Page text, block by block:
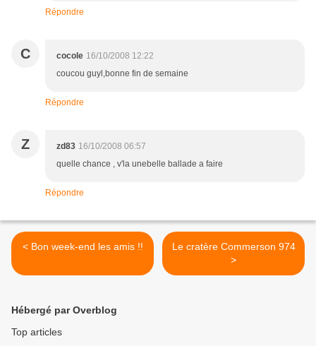
Répondre
C cocole 16/10/2008 12:22
coucou guyl,bonne fin de semaine
Répondre
Z zd83 16/10/2008 06:57
quelle chance , v'la unebelle ballade a faire
Répondre
< Bon week-end les amis !!
Le cratère Commerson 974
>
Hébergé par Overblog
Top articles